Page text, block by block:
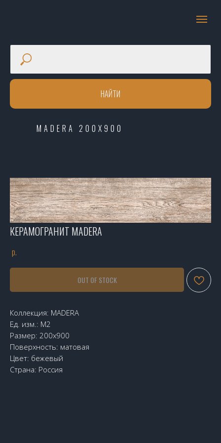
НАЙТИ
MADERA 200X900
КЕРАМОГРАНИТ MADERA
р.
OUT OF STOCK
Коллекция: MADERA
Ед. изм.: М2
Размер: 200х900
Поверхность: матовая
Цвет: бежевый
Страна: Россия